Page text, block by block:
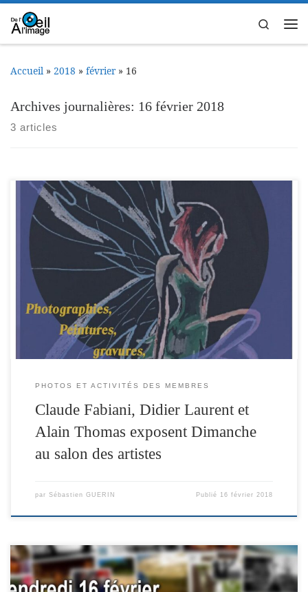
Passer au contenu
Search
Accueil » 2018 » février » 16
Archives journalières: 16 février 2018
3 articles
PHOTOS ET ACTIVITÉS DES MEMBRES
Claude Fabiani, Didier Laurent et
Alain Thomas exposent Dimanche
au salon des artistes
par Sébastien GUERIN Publié 16 février 2018